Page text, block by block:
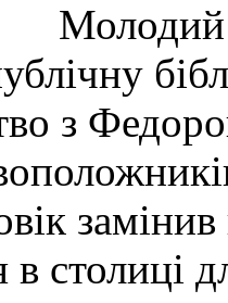
Молодий
з
столиці